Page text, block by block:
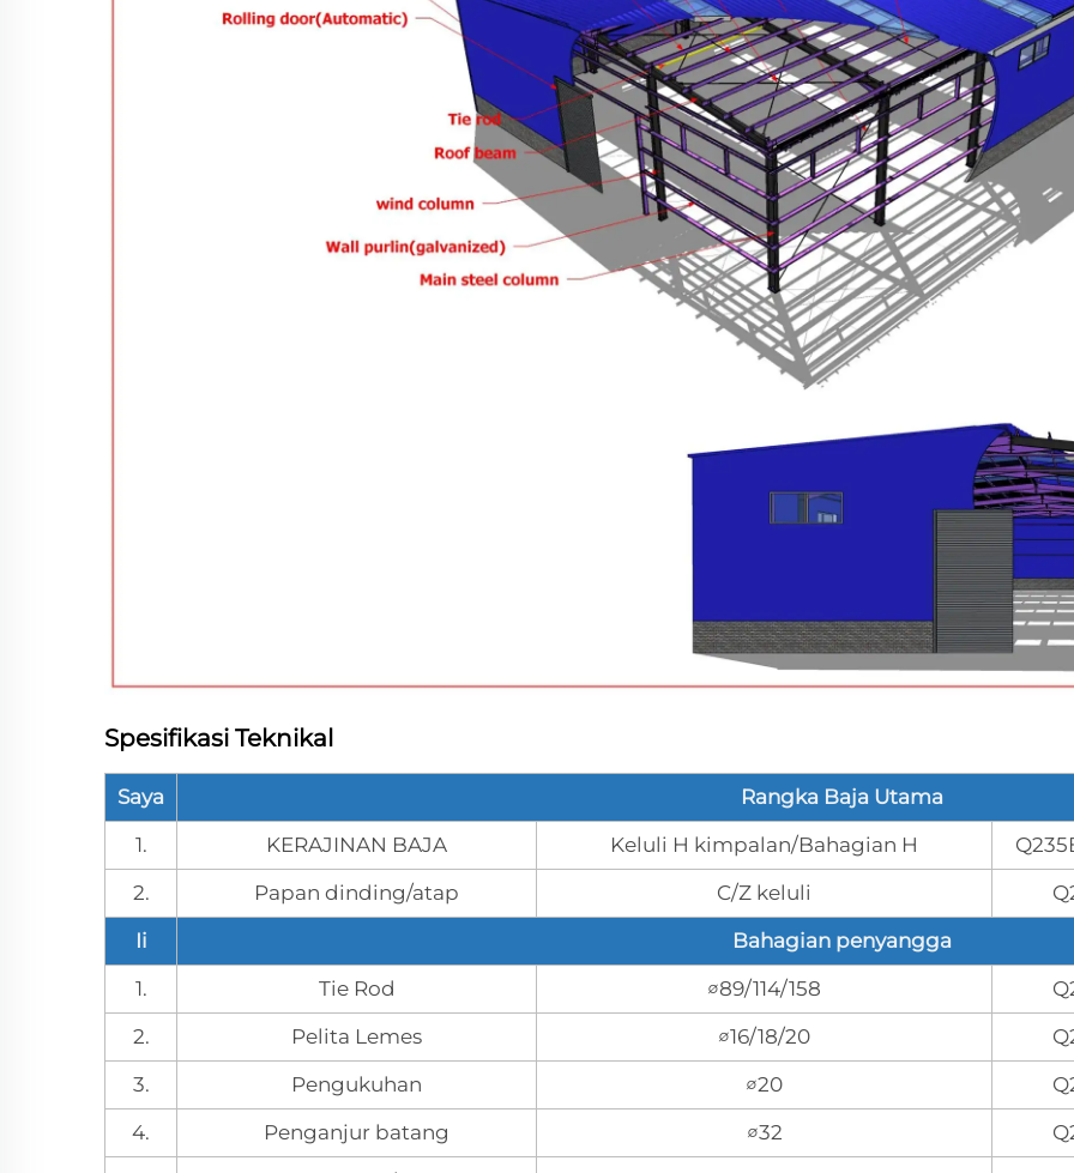
Spesifikasi Teknikal
Saya
Rangka Baja Utama
1.
KERAJINAN BAJA Keluli H kimpalan/Bahagian H
2.
Papan dinding/atap C/Z keluli
Ii
Bahagian penyangga
1.
Tie Rod ∅89/114/158
2.
Pelita Lemes ∅16/18/20
3.
Pengukuhan ∅20
4.
Penganjur batang ∅32